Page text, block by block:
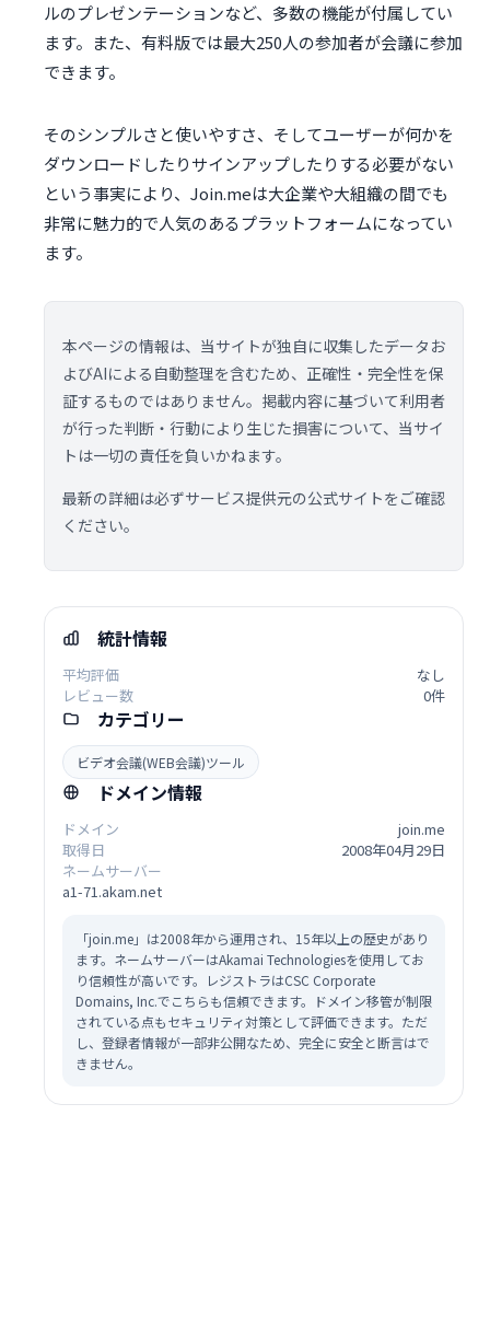
ルのプレゼンテーションなど、多数の機能が付属してい
ます。また、有料版では最大250人の参加者が会議に参加
できます。
そのシンプルさと使いやすさ、そしてユーザーが何かを
ダウンロードしたりサインアップしたりする必要がない
という事実により、Join.meは大企業や大組織の間でも
非常に魅力的で人気のあるプラットフォームになってい
ます。
本ページの情報は、当サイトが独自に収集したデータお
よびAIによる自動整理を含むため、正確性・完全性を保
証するものではありません。掲載内容に基づいて利用者
が行った判断・行動により生じた損害について、当サイ
トは一切の責任を負いかねます。
最新の詳細は必ずサービス提供元の公式サイトをご確認
ください。
統計情報
平均評価
なし
レビュー数
0件
カテゴリー
ビデオ会議(WEB会議)ツール
ドメイン情報
ドメイン
join.me
取得日
2008年04月29日
ネームサーバー
a1-71.akam.net
「join.me」は2008年から運用され、15年以上の歴史があり
ます。ネームサーバーはAkamai Technologiesを使用してお
り信頼性が高いです。レジストラはCSC Corporate
Domains, Inc.でこちらも信頼できます。ドメイン移管が制限
されている点もセキュリティ対策として評価できます。ただ
し、登録者情報が一部非公開なため、完全に安全と断言はで
きません。